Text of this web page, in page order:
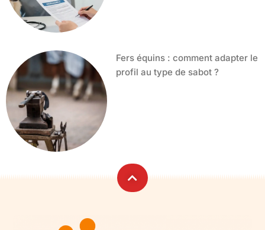
Fers équins : comment adapter le
profil au type de sabot ?